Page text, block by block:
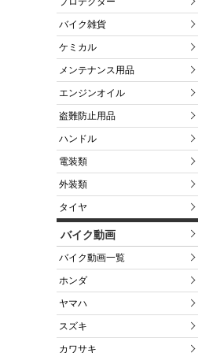
バイク雑貨
ケミカル
メンテナンス用品
エンジンオイル
盗難防止用品
ハンドル
電装類
外装類
タイヤ
バイク動画
バイク動画一覧
ホンダ
ヤマハ
スズキ
カワサキ